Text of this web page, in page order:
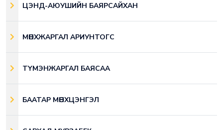
ЦЭНД-АЮУШИЙН БАЯРСАЙХАН
МӨНХЖАРГАЛ АРИУНТОГС
ТҮМЭНЖАРГАЛ БАЯСАА
БААТАР МӨНХЦЭНГЭЛ